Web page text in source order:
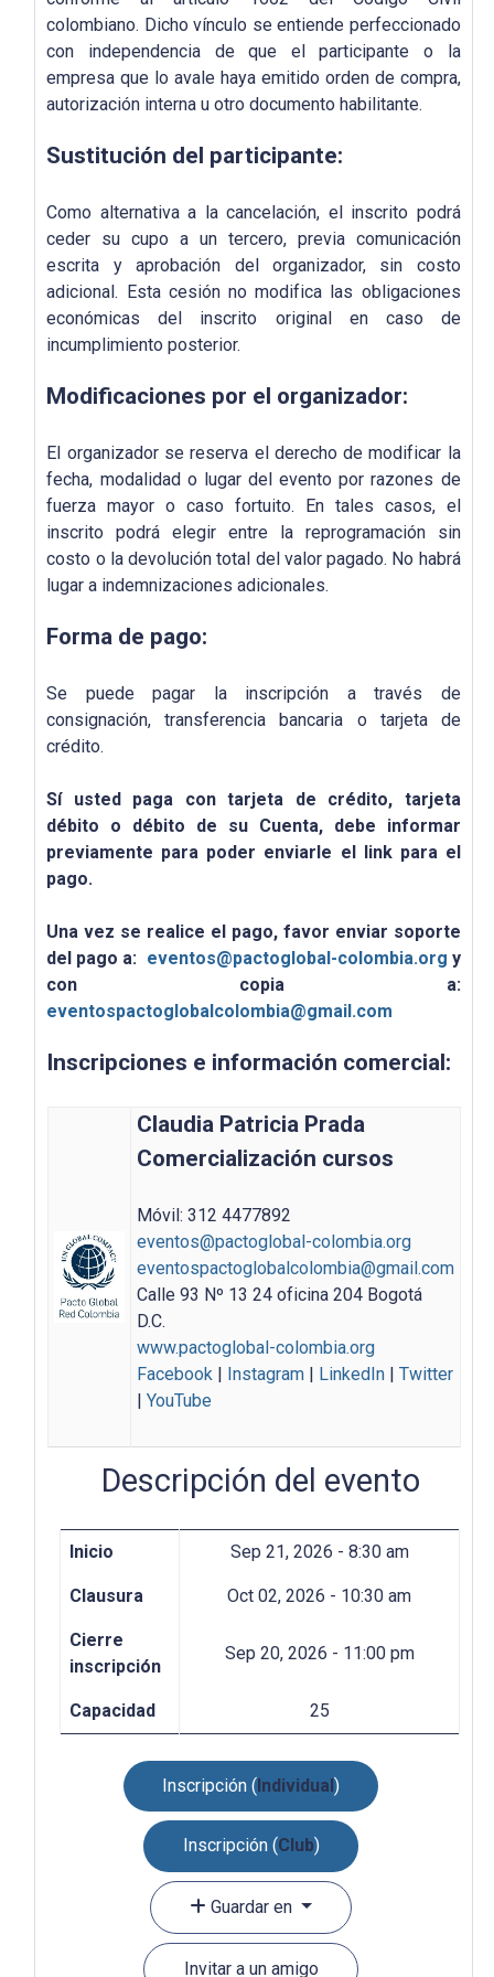
colombiano. Dicho vínculo se entiende perfeccionado
con independencia de que el participante o la
empresa que lo avale haya emitido orden de compra,
autorización interna u otro documento habilitante.
Sustitución del participante:
Como alternativa a la cancelación, el inscrito podrá
ceder su cupo a un tercero, previa comunicación
escrita y aprobación del organizador, sin costo
adicional. Esta cesión no modifica las obligaciones
económicas del inscrito original en caso de
incumplimiento posterior.
Modificaciones por el organizador:
El organizador se reserva el derecho de modificar la
fecha, modalidad o lugar del evento por razones de
fuerza mayor o caso fortuito. En tales casos, el
inscrito podrá elegir entre la reprogramación sin
costo o la devolución total del valor pagado. No habrá
lugar a indemnizaciones adicionales.
Forma de pago:
Se puede pagar la inscripción a través de
consignación, transferencia bancaria o tarjeta de
crédito.
Sí usted paga con tarjeta de crédito, tarjeta
débito o débito de su Cuenta, debe informar
previamente para poder enviarle el link para el
pago.
Una vez se realice el pago, favor enviar soporte
del pago a: eventos@pactoglobal-colombia.org y
con copia a:
eventospactoglobalcolombia@gmail.com
Inscripciones e información comercial:
Claudia Patricia Prada
Comercialización cursos
Móvil: 312 4477892
eventos@pactoglobal-colombia.org
eventospactoglobalcolombia@gmail.com
Calle 93 Nº 13 24 oficina 204 Bogotá
D.C.
www.pactoglobal-colombia.org
Facebook| Instagram| LinkedIn| Twitter
| YouTube
Descripción del evento
Inicio Sep 21, 2026 - 8:30 am
Clausura Oct 02, 2026 - 10:30 am
Cierre
inscripción
Sep 20, 2026 - 11:00 pm
Capacidad 25
Inscripción (Individual)
Inscripción (Club)
Guardar en
Invitar a un amigo